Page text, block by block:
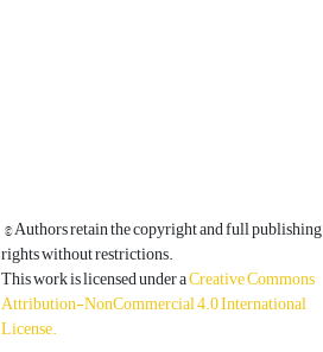
© Authors retain the copyright and full publishing
rights without restrictions.
This work is licensed under aCreative Commons
Attribution-NonCommercial 4.0 International
License.